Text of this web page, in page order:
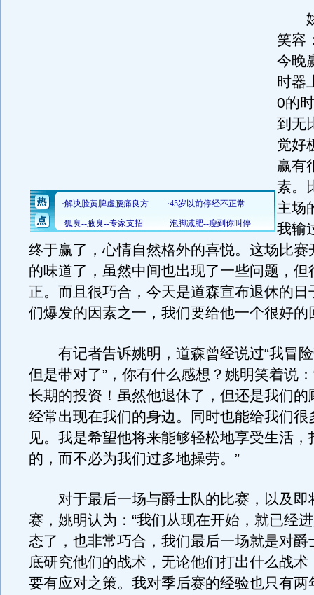
姚
笑容
今晚
时器
0的
到无
觉好
赢有
素。
主场
我输
终于赢了，心情自然格外的喜悦。这场比赛
的味道了，虽然中间也出现了一些问题，但
正。而且很巧合，今天是道森宣布退休的日
们爆发的因素之一，我们要给他一个很好的
有记者告诉姚明，道森曾经说过“我冒险
但是带对了”，你有什么感想？姚明笑着说
长期的投资！虽然他退休了，但还是我们的
经常出现在我们的身边。同时也能给我们很
见。我是希望他将来能够轻松地享受生活，
的，而不必为我们过多地操劳。”
对于最后一场与爵士队的比赛，以及即
赛，姚明认为：“我们从现在开始，就已经
态了，也非常巧合，我们最后一场就是对爵
底研究他们的战术，无论他们打出什么战术
要有应对之策。我对季后赛的经验也只有两